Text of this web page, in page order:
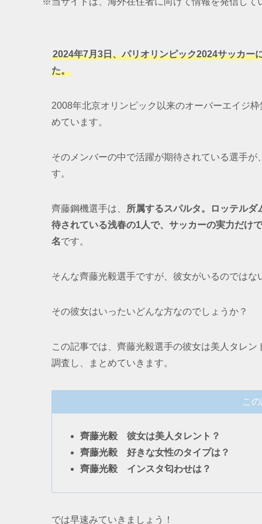
2024年7月3日、パリオリンピック2024サッカー
た。
2008年北京オリンピック以来のオーバーエイジ
めています。
そのメンバーの中で活躍が期待されている選手が
す。
齊藤鋼機選手は、
所属するスパルタ。ロッテル
待されている浅春の1人で、サッカーの実力だけ
名です。
そんな齊藤光毅選手ですが、彼女がいるのでは
その彼女はいったいどんな方なのでしょうか？
この記事では、齊藤光毅選手の彼女は美人タレ
調査し、まとめていきます。
こ
齊藤光毅 彼女は美人タレント？
齊藤光毅 好きな女性のタイプは？
齊藤光毅 インスタ匂わせは？
では早速みていきましょう！